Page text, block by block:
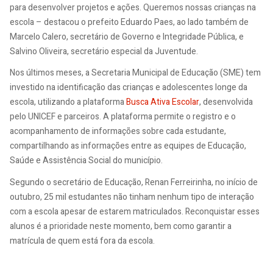
para desenvolver projetos e ações. Queremos nossas crianças na
escola – destacou o prefeito Eduardo Paes, ao lado também de
Marcelo Calero, secretário de Governo e Integridade Pública, e
Salvino Oliveira, secretário especial da Juventude.
Nos últimos meses, a Secretaria Municipal de Educação (SME) tem
investido na identificação das crianças e adolescentes longe da
escola, utilizando a plataformaBusca Ativa Escolar, desenvolvida
pelo UNICEF e parceiros. A plataforma permite o registro e o
acompanhamento de informações sobre cada estudante,
compartilhando as informações entre as equipes de Educação,
Saúde e Assistência Social do município.
Segundo o secretário de Educação, Renan Ferreirinha, no início de
outubro, 25 mil estudantes não tinham nenhum tipo de interação
com a escola apesar de estarem matriculados. Reconquistar esses
alunos é a prioridade neste momento, bem como garantir a
matrícula de quem está fora da escola.